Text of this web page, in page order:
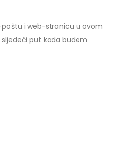
i web-stranicu u ovom
put kada budem